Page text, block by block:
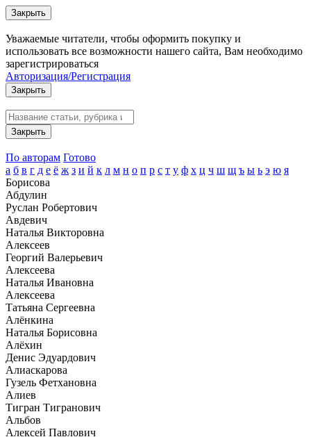
Закрыть
Уважаемые читатели, чтобы оформить покупку и
использовать все возможности нашего сайта, Вам необходимо
зарегистрироваться
Авторизация/Регистрация
Закрыть
Закрыть
По авторам Готово
а б в г д е ё ж з и й к л м н о п р с т у ф х ц ч ш щ ъ ы ь э ю я
Борисова
Абдулин
Руслан Робертович
Авдевич
Наталья Викторовна
Алексеев
Георгий Валерьевич
Алексеева
Наталья Ивановна
Алексеева
Татьяна Сергеевна
Алёнкина
Наталья Борисовна
Алёхин
Денис Эдуардович
Алиаскарова
Гузель Фетхановна
Алиев
Тигран Тигранович
Альбов
Алексей Павлович